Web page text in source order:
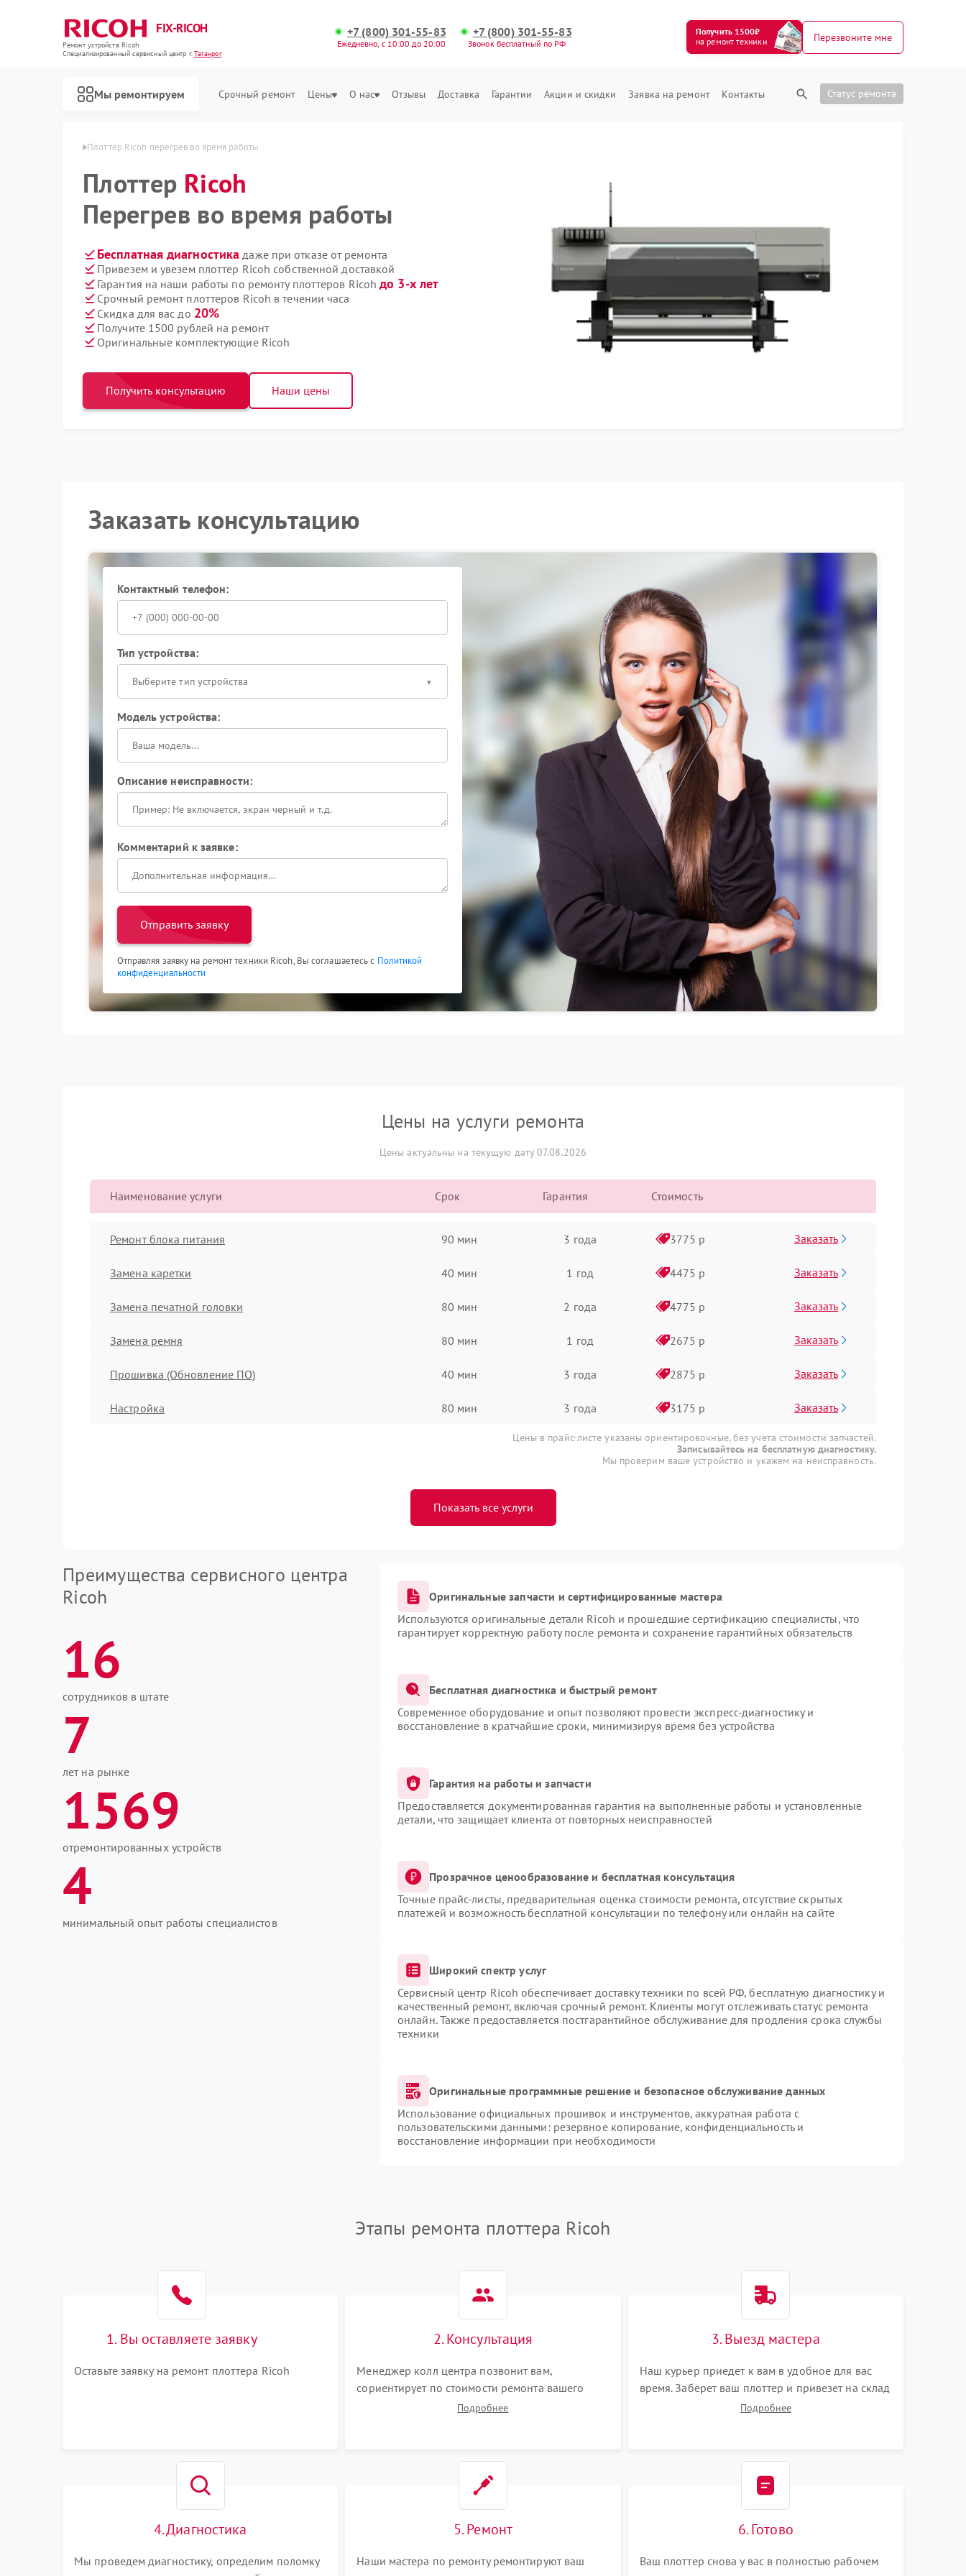
FIX-RICOH
Ремонт устройств Ricoh
Специализированный cервисный центр г.Таганрог
+7 (800) 301-55-83
Ежедневно, с 10:00 до 20:00
+7 (800) 301-55-83
Звонок бесплатный по РФ
Получить 1500₽
на ремонт техники
Перезвоните мне
Мы ремонтируем Срочный ремонт Цены О нас Отзывы Доставка Гарантии Акции и скидки Заявка на ремонт Контакты Статус ремонта
Ricoh в Таганроге Плоттер Ricoh перегрев во время работы
Плоттер Ricoh
Перегрев во время работы
Бесплатная диагностика даже при отказе от ремонта
Привезем и увезем плоттер Ricoh собственной доставкой
Гарантия на наши работы по ремонту плоттеров Ricohдо 3-х лет
Срочный ремонт плоттеров Ricoh в течении часа
Скидка для вас до 20%
Получите 1500 рублей на ремонт
Оригинальные комплектующие Ricoh
Получить консультацию Наши цены
Заказать консультацию
Контактный телефон:
Тип устройства:
Выберите тип устройства
Модель устройства:
Описание неисправности:
Комментарий к заявке:
Отправить заявку
Отправляя заявку на ремонт техники Ricoh, Вы соглашаетесь с Политикой
конфиденциальности
Цены на услуги ремонта
Цены актуальны на текущую дату 07.08.2026
Наименование услуги Срок Гарантия Стоимость
Ремонт блока питания 90 мин 3 года 3775 р Заказать
Замена каретки 40 мин 1 год 4475 р Заказать
Замена печатной головки 80 мин 2 года 4775 р Заказать
Замена ремня 80 мин 1 год 2675 р Заказать
Прошивка (Обновление ПО) 40 мин 3 года 2875 р Заказать
Настройка 80 мин 3 года 3175 р Заказать
Цены в прайс-листе указаны ориентировочные, без учета стоимости запчастей.
Записывайтесь на бесплатную диагностику.
Мы проверим ваше устройство и укажем на неисправность.
Показать все услуги
Преимущества сервисного центра
Ricoh
16
сотрудников в штате
7
лет на рынке
1569
отремонтированных устройств
4
минимальный опыт работы специалистов
Оригинальные запчасти и сертифицированные мастера
Используются оригинальные детали Ricoh и прошедшие сертификацию специалисты, что
гарантирует корректную работу после ремонта и сохранение гарантийных обязательств
Бесплатная диагностика и быстрый ремонт
Современное оборудование и опыт позволяют провести экспресс-диагностику и
восстановление в кратчайшие сроки, минимизируя время без устройства
Гарантия на работы и запчасти
Предоставляется документированная гарантия на выполненные работы и установленные
детали, что защищает клиента от повторных неисправностей
Прозрачное ценообразование и бесплатная консультация
Точные прайс-листы, предварительная оценка стоимости ремонта, отсутствие скрытых
платежей и возможность бесплатной консультации по телефону или онлайн на сайте
Широкий спектр услуг
Сервисный центр Ricoh обеспечивает доставку техники по всей РФ, бесплатную диагностику и
качественный ремонт, включая срочный ремонт. Клиенты могут отслеживать статус ремонта
онлайн. Также предоставляется постгарантийное обслуживание для продления срока службы
техники
Оригинальные программные решение и безопасное обслуживание данных
Использование официальных прошивок и инструментов, аккуратная работа с
пользовательскими данными: резервное копирование, конфиденциальность и
восстановление информации при необходимости
Этапы ремонта плоттера Ricoh
1. Вы оставляете заявку
Оставьте заявку на ремонт плоттера Ricoh
2. Консультация
Менеджер колл центра позвонит вам,
сориентирует по стоимости ремонта вашего
плоттера а также ответит на все ваши вопросы.
Подробнее
3. Выезд мастера
Наш курьер приедет к вам в удобное для вас
время. Заберет ваш плоттер и привезет на склад
Подробнее
4. Диагностика
Мы проведем диагностику, определим поломку
5. Ремонт
Наши мастера по ремонту ремонтируют ваш
6. Готово
Ваш плоттер снова у вас в полностью рабочем